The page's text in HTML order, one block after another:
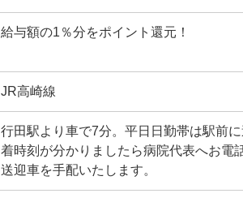
給与額の1％分をポイント還元！
JR高崎線
行田駅より車で7分。平日日勤帯は駅前
着時刻が分かりましたら病院代表へお電
送迎車を手配いたします。